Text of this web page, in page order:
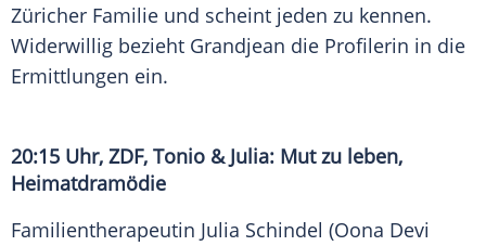
Züricher Familie und scheint jeden zu kennen.
Widerwillig bezieht Grandjean die Profilerin in die
Ermittlungen ein.
20:15 Uhr, ZDF, Tonio & Julia: Mut zu leben,
Heimatdramödie
Familientherapeutin Julia Schindel (Oona Devi